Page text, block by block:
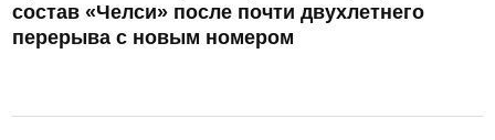
состав «Челси» после почти двухлетнего
перерыва с новым номером